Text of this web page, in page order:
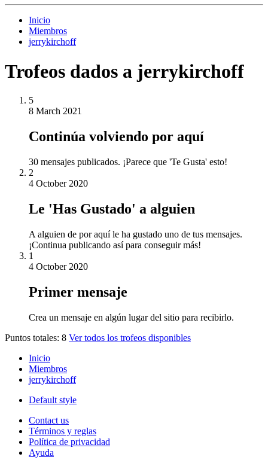
Inicio
Miembros
jerrykirchoff
Trofeos dados a jerrykirchoff
5
8 March 2021
Continúa volviendo por aquí
30 mensajes publicados. ¡Parece que 'Te Gusta' esto!
2
4 October 2020
Le 'Has Gustado' a alguien
A alguien de por aquí le ha gustado uno de tus mensajes.
¡Continua publicando así para conseguir más!
1
4 October 2020
Primer mensaje
Crea un mensaje en algún lugar del sitio para recibirlo.
Puntos totales: 8 Ver todos los trofeos disponibles
Inicio
Miembros
jerrykirchoff
Default style
Contact us
Términos y reglas
Política de privacidad
Ayuda